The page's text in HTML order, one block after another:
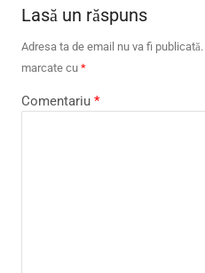
Lasă un răspuns
Adresa ta de email nu va fi publicată.
marcate cu *
Comentariu *